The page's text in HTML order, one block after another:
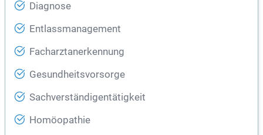
Diagnose
Entlassmanagement
Facharztanerkennung
Gesundheitsvorsorge
Sachverständigentätigkeit
Homöopathie